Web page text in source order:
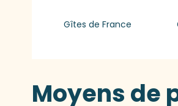
Gîtes de France
Moyens de